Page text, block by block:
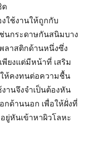
ด
ใช้งานให้ถูกกับ
นกระดาษกันสนิมบาง
ลาสติกด้านหนึ่งซึ่ง
ยงแต่มีหน้าที่ เสริม
ห้คงทนต่อความชื้น
านจึงจำเป็นต้องหัน
กด้านนอก เพื่อให้ฝั่งที่
ยู่หันเข้าหาผิวโลหะ